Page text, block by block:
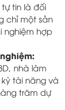
tự tin là đối
chỉ một sản
nghiệm hợp
nhà làm
tài năng và
trăm dự